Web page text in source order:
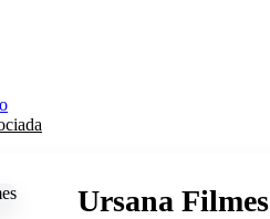
Ursana Filmes